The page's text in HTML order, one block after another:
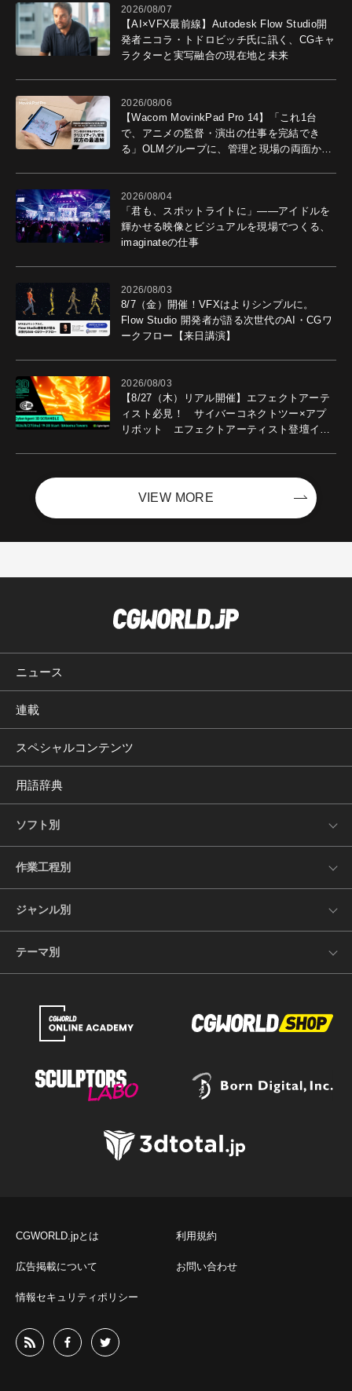
2026/08/07
【AI×VFX最前線】Autodesk Flow Studio開
発者ニコラ・トドロビッチ氏に訊く、CGキャ
ラクターと実写融合の現在地と未来
2026/08/06
【Wacom MovinkPad Pro 14】「これ1台
で、アニメの監督・演出の仕事を完結でき
る」OLMグループに、管理と現場の両面から
2026/08/04
「君も、スポットライトに」――アイドルを
輝かせる映像とビジュアルを現場でつくる、
imaginateの仕事
2026/08/03
8/7（金）開催！VFXはよりシンプルに。
Flow Studio 開発者が語る次世代のAI・CGワ
ークフロー【来日講演】
2026/08/03
【8/27（木）リアル開催】エフェクトアーテ
ィスト必見！ サイバーコネクトツー×アプ
リボット エフェクトアーティスト登壇イベ
VIEW MORE
ニュース
連載
スペシャルコンテンツ
用語辞典
ソフト別
作業工程別
ジャンル別
テーマ別
CGWORLD.jpとは 利用規約
広告掲載について お問い合わせ
情報セキュリティポリシー